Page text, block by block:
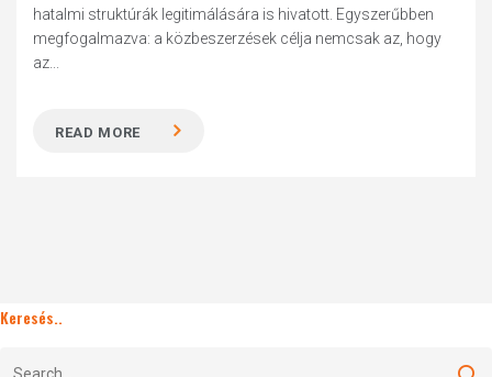
hatalmi struktúrák legitimálására is hivatott. Egyszerűbben
megfogalmazva: a közbeszerzések célja nemcsak az, hogy
az...
READ MORE
Keresés..